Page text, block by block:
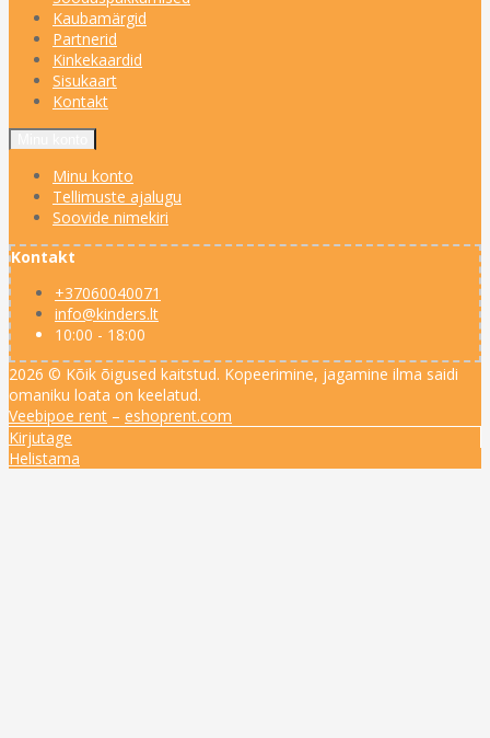
Kaubamärgid
Partnerid
Kinkekaardid
Sisukaart
Kontakt
Minu konto
Tellimuste ajalugu
Soovide nimekiri
Kontakt
+37060040071
info@kinders.lt
10:00 - 18:00
2026 © Kõik õigused kaitstud. Kopeerimine, jagamine ilma saidi
omaniku loata on keelatud.
Veebipoe rent – eshoprent.com
Kirjutage
Helistama